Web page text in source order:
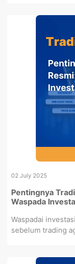
02 July 2025
Pentingnya
Waspada
Waspadai
sebelum trading